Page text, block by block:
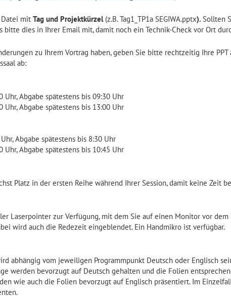
mit Tag und Projektkürzel(z.B. Tag1_TP1a SEGIWA.pptx). Sollten
bitte dies in Ihrer Email mit, damit noch ein Technik-Check vor Ort
zu Ihrem Vortrag haben, geben Sie bitte rechtzeitig Ihre PPT
ab:
Uhr, Abgabe spätestens bis 09:30 Uhr
Uhr, Abgabe spätestens bis 13:00 Uhr
Abgabe spätestens bis 8:30 Uhr
Uhr, Abgabe spätestens bis 10:45 Uhr
Platz in der ersten Reihe während Ihrer Session, damit keine Zeit
Laserpointer zur Verfügung, mit dem Sie auf einen Monitor vor dem
wird auch die Redezeit eingeblendet. Ein Handmikro ist verfügbar.
abhängig vom jeweiligen Programmpunkt Deutsch oder Englisch
werden bevorzugt auf Deutsch gehalten und die Folien
wie auch die Folien bevorzugt auf Englisch präsentiert. Im